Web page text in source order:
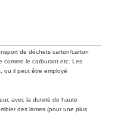
de déchets carton/carton
comme le carburant etc. Les
ou il peut être employé
avec la dureté de haute
des lames (pour une plus